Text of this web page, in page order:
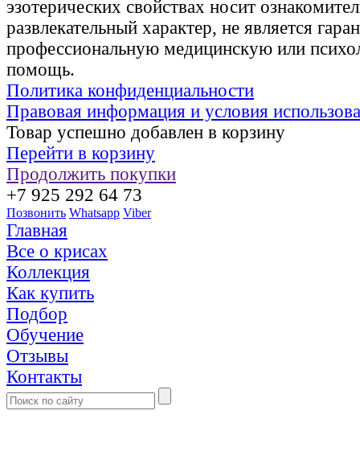
эзотерических свойствах носит
развлекательный характер, не является
профессиональную медицинскую или
помощь.
Политика конфиденциальности
Правовая информация и условия
Товар успешно добавлен в корзину
Перейти в корзину
Продолжить покупки
+7 925 292 64 73
Позвонить Whatsapp Viber
Главная
Все о крисах
Коллекция
Как купить
Подбор
Обучение
Отзывы
Контакты